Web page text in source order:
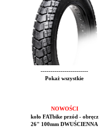
------------------------
Pokaż wszystkie
NOWOŚCI
koło FATbike przód - obręcz
26" 100mm DWUŚCIENNA